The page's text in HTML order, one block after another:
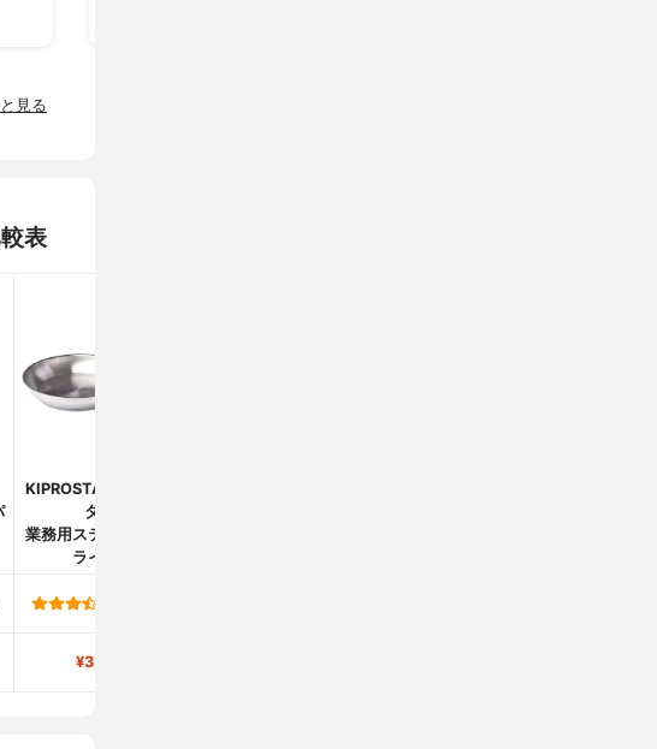
見る
表
KIPROSTAR(キプロス
ター)
業務用ステンレス製フ
ライパン
¥3,490